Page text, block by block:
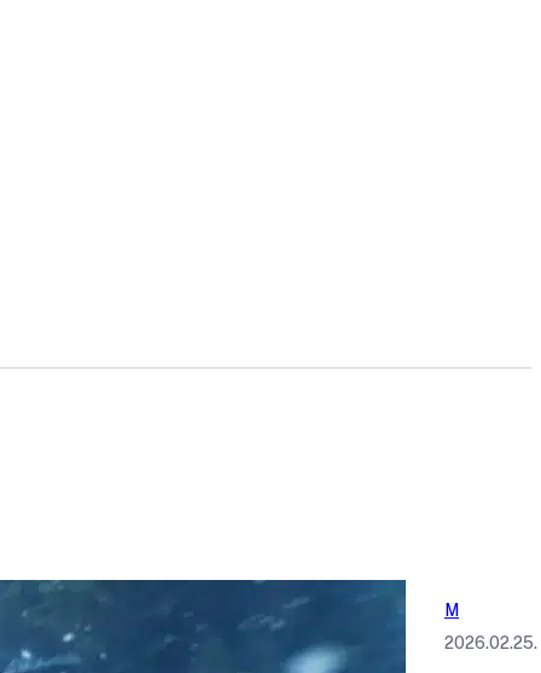
M
2026.02.25.